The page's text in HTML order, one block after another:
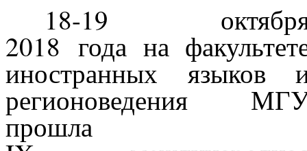
18-19
2018 года на
иностранных языков
регионоведения
прошла